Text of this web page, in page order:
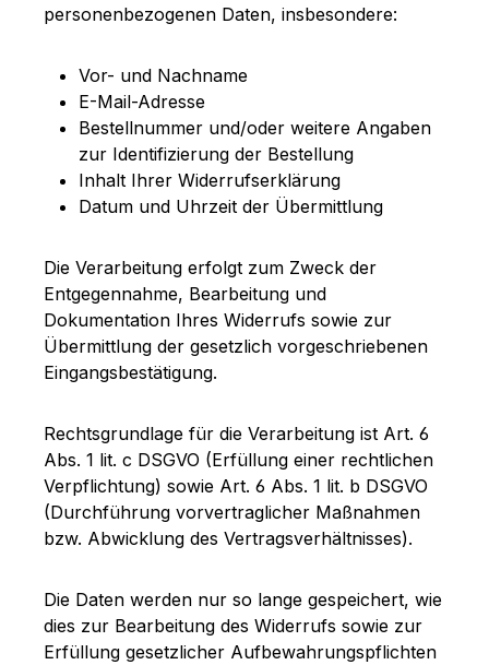
personenbezogenen Daten, insbesondere:
Vor- und Nachname
E-Mail-Adresse
Bestellnummer und/oder weitere Angaben
zur Identifizierung der Bestellung
Inhalt Ihrer Widerrufserklärung
Datum und Uhrzeit der Übermittlung
Die Verarbeitung erfolgt zum Zweck der
Entgegennahme, Bearbeitung und
Dokumentation Ihres Widerrufs sowie zur
Übermittlung der gesetzlich vorgeschriebenen
Eingangsbestätigung.
Rechtsgrundlage für die Verarbeitung ist Art. 6
Abs. 1 lit. c DSGVO (Erfüllung einer rechtlichen
Verpflichtung) sowie Art. 6 Abs. 1 lit. b DSGVO
(Durchführung vorvertraglicher Maßnahmen
bzw. Abwicklung des Vertragsverhältnisses).
Die Daten werden nur so lange gespeichert, wie
dies zur Bearbeitung des Widerrufs sowie zur
Erfüllung gesetzlicher Aufbewahrungspflichten